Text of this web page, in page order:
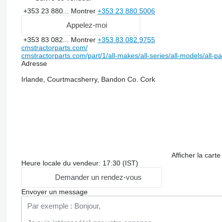
+353 23 880... Montrer +353 23 880 5006
Appelez-moi
+353 83 082... Montrer +353 83 082 9755
cmstractorparts.com/
cmstractorparts.com/part/1/all-makes/all-series/all-models/all-
Adresse
Irlande, Courtmacsherry, Bandon Co. Cork
Afficher la carte
Heure locale du vendeur: 17:30 (IST)
Demander un rendez-vous
Envoyer un message